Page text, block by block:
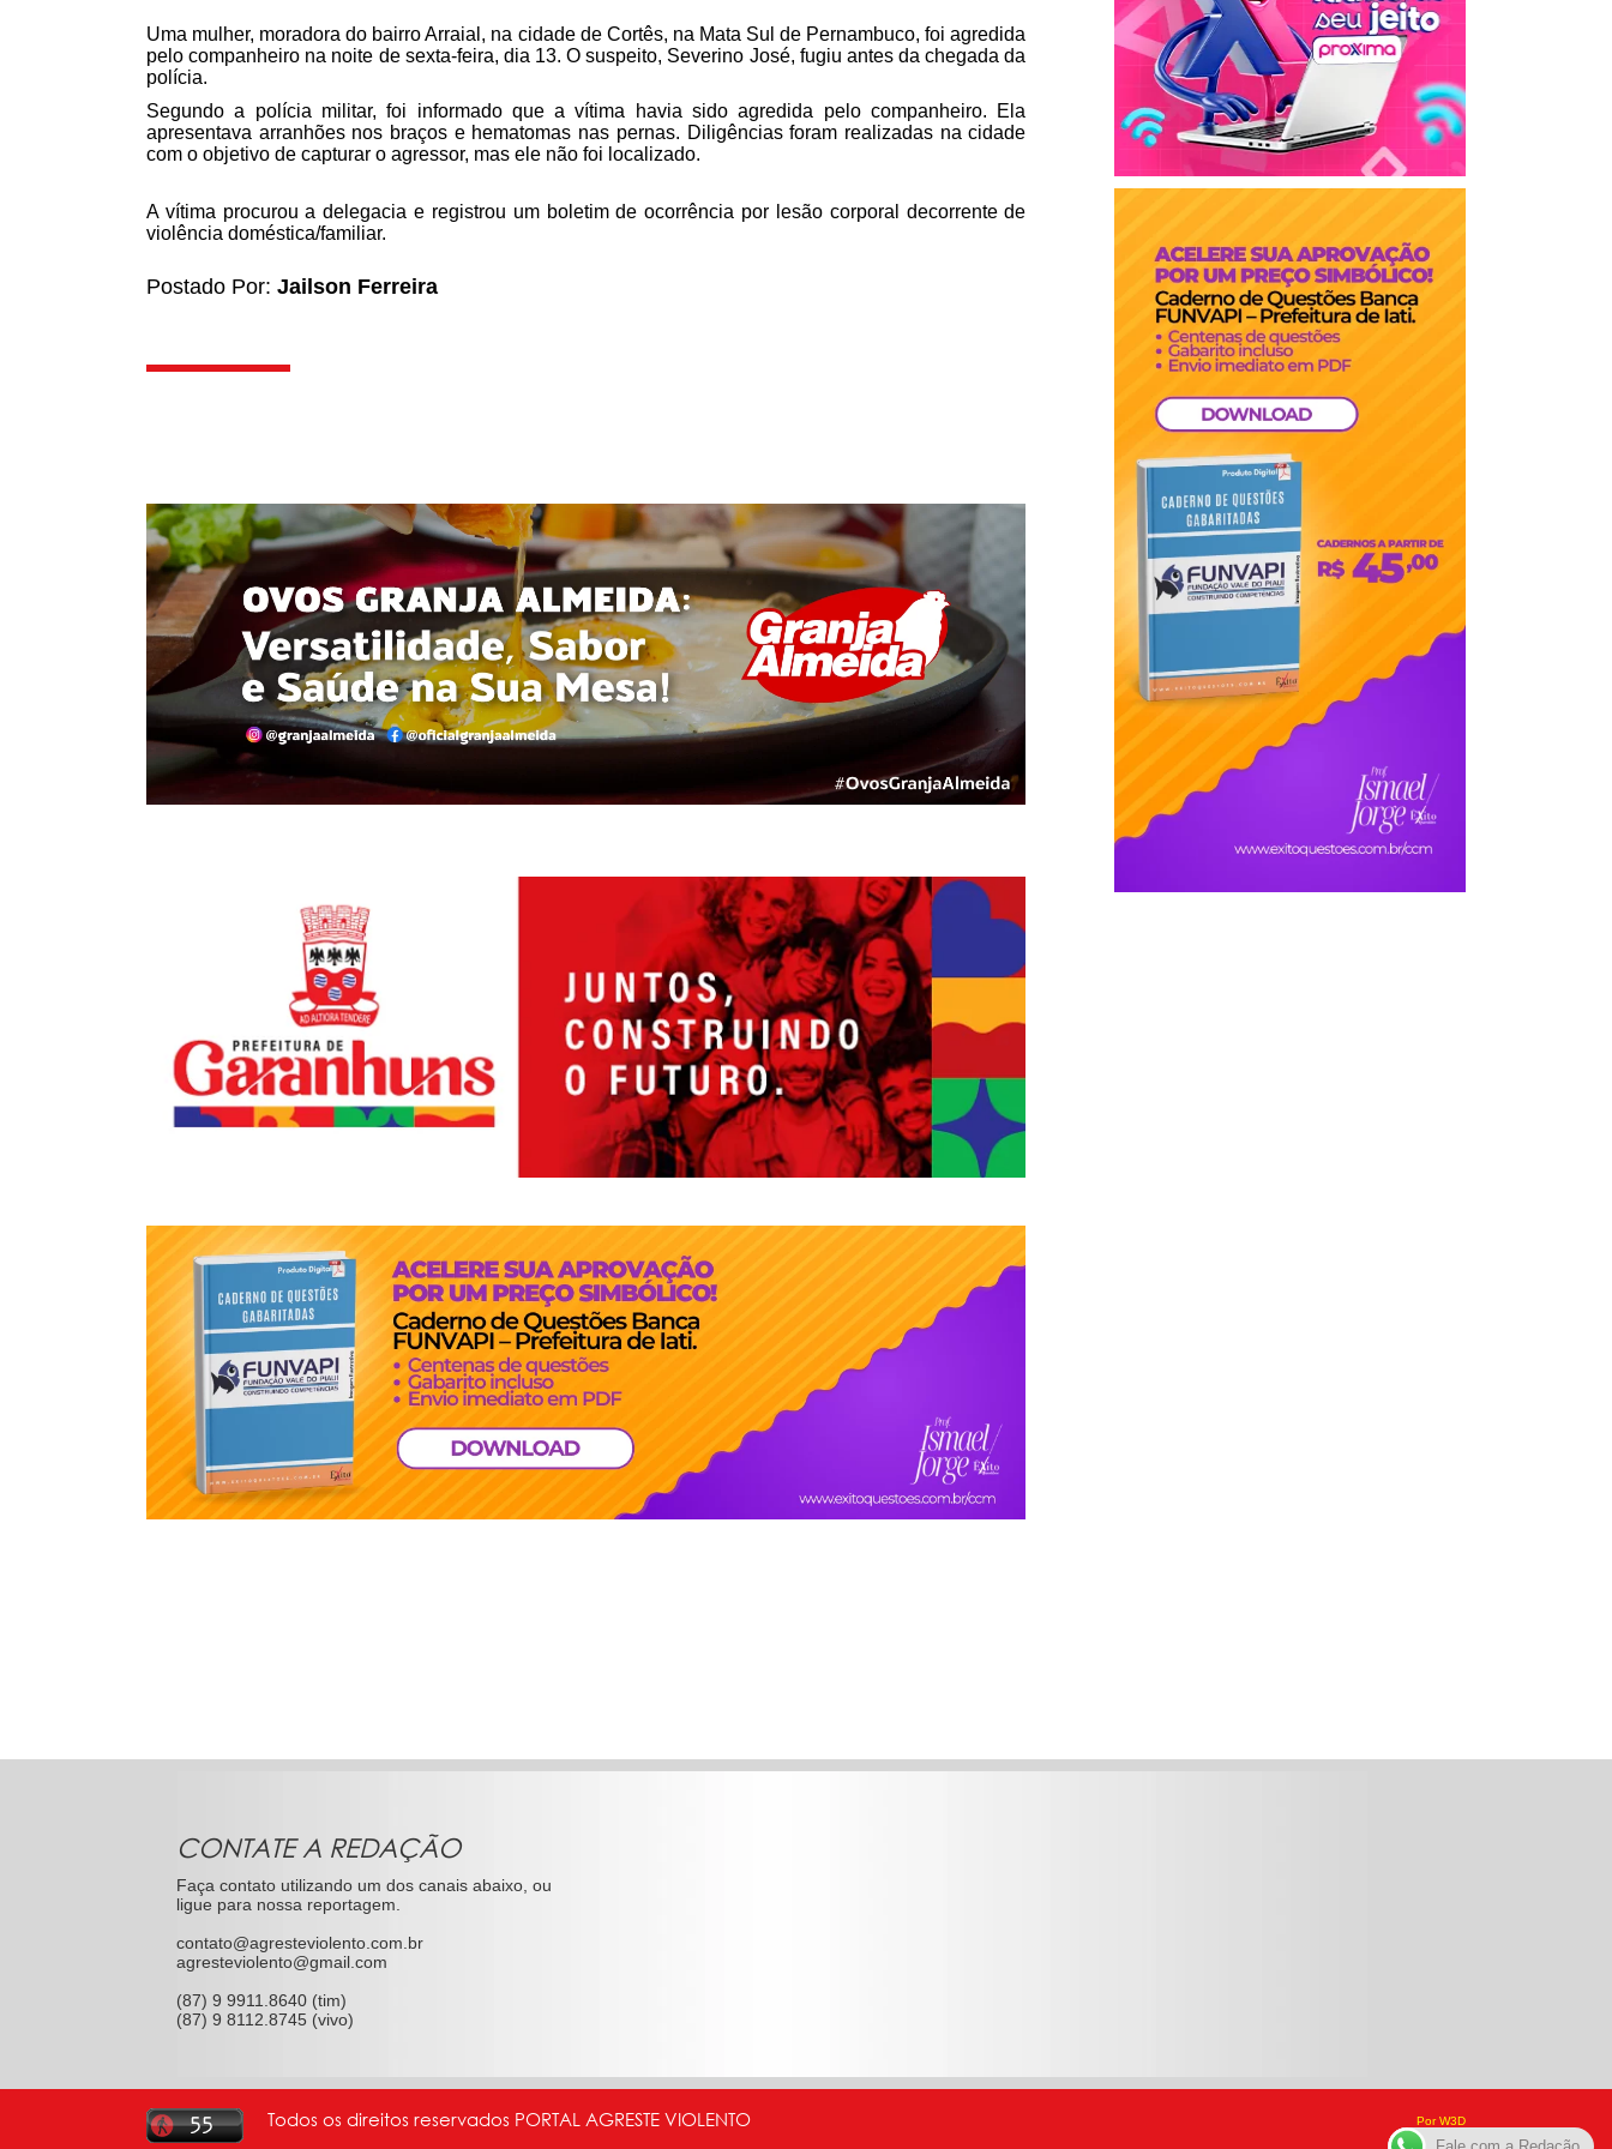
Uma mulher, moradora do bairro Arraial, na cidade de Cortês, na Mata Sul de Pernambuco, foi agredida
pelo companheiro na noite de sexta-feira, dia 13. O suspeito, Severino José, fugiu antes da chegada da
polícia.
Segundo a polícia militar, foi informado que a vítima havia sido agredida pelo companheiro. Ela
apresentava arranhões nos braços e hematomas nas pernas. Diligências foram realizadas na cidade
com o objetivo de capturar o agressor, mas ele não foi localizado.
A vítima procurou a delegacia e registrou um boletim de ocorrência por lesão corporal decorrente de
violência doméstica/familiar.
Postado Por: Jailson Ferreira
CONTATE A REDAÇÃO
Faça contato utilizando um dos canais abaixo, ou
ligue para nossa reportagem.
contato@agresteviolento.com.br
agresteviolento@gmail.com
(87) 9 9911.8640 (tim)
(87) 9 8112.8745 (vivo)
Todos os direitos reservados PORTAL AGRESTE VIOLENTO Por W3D